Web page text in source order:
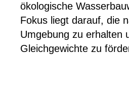
ökologische
Fokus liegt darauf, die
Umgebung zu erhalten
Gleichgewichte zu